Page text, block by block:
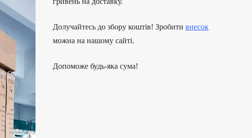
Долучайтесь до збору коштів! Зробити внесок
можна на нашому сайті.
Допоможе будь-яка сума!